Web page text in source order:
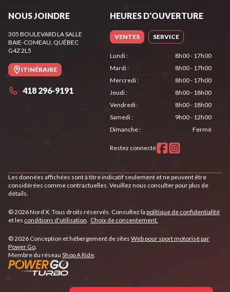
NOUS JOINDRE
305 BOULEVARD LA SALLE
BAIE-COMEAU, QUÉBEC
G4Z 2L5
ITINÉRAIRE
418 296-9191
HEURES D'OUVERTURE
VENTES SERVICE
Lundi:
8h00 - 17h00
Mardi:
8h00 - 17h00
Mercredi:
8h00 - 17h00
Jeudi:
8h00 - 18h00
Vendredi:
8h00 - 18h00
Samedi:
9h00 - 12h00
Dimanche: Fermé
Restez connecté
Les données affichées sont à titre indicatif seulement et ne peuvent être
considérées comme contractuelles. Veuillez nous consulter pour plus de
détails.
© 2026 Nord X. Tous droits réservés. Consultez la politique de confidentialité
et les conditions d'utilisation. Choix de consentement.
© 2026 Conception et hébergement de sites Web pour sport motorisé par
Power Go.
Membre du réseau Shop A Ride.